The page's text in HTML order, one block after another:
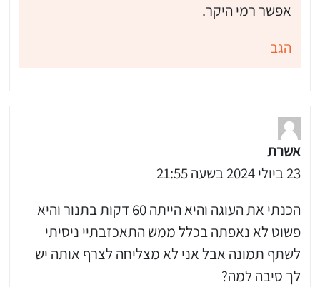
אפשר רמי היקר.
הגב
אשרת
23 ביולי 2024 בשעה 21:55
הכנתי את העוגה והיא הייתה 60 דקות בתנור והיא
פשוט לא נאפתה בכלל ממש התאכזבתיי ניסיתי
לשתף תמונה אבל אני לא מצליחה לצרף אותה יש
לך סיבה למה?